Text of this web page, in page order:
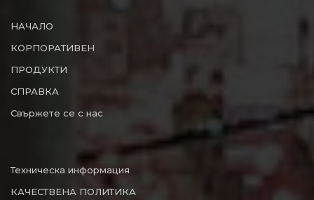
НАЧАЛО
КОРПОРАТИВЕН
ПРОДУКТИ
СПРАВКА
Свържете се с нас
Техническа информация
КАЧЕСТВЕНА ПОЛИТИКА